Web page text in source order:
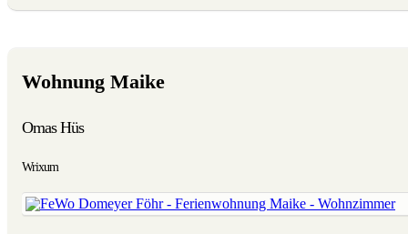
Wohnung Maike
Omas Hüs
Wrixum